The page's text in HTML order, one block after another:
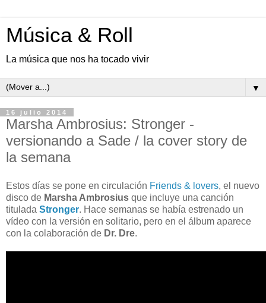
Música & Roll
La música que nos ha tocado vivir
▼
16 julio 2014
Marsha Ambrosius: Stronger -
versionando a Sade / la cover story de
la semana
Estos días se pone en circulación Friends & lovers, el nuevo
disco de Marsha Ambrosius que incluye una canción
titulada Stronger. Hace semanas se había estrenado un
vídeo con la versión en solitario, pero en el álbum aparece
con la colaboración de Dr. Dre.